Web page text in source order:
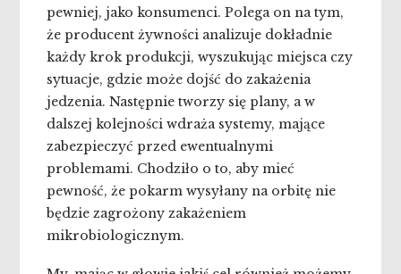
pewniej, jako konsumenci. Polega on na tym,
że producent żywności analizuje dokładnie
każdy krok produkcji, wyszukując miejsca czy
sytuacje, gdzie może dojść do zakażenia
jedzenia. Następnie tworzy się plany, a w
dalszej kolejności wdraża systemy, mające
zabezpieczyć przed ewentualnymi
problemami. Chodziło o to, aby mieć
pewność, że pokarm wysyłany na orbitę nie
będzie zagrożony zakażeniem
mikrobiologicznym.